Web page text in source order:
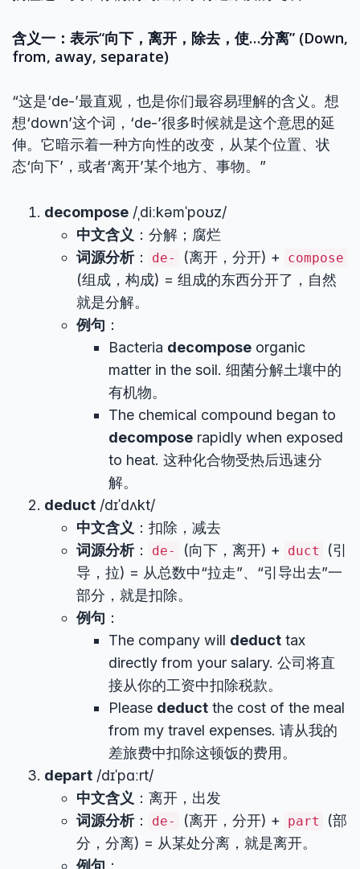
含义一：表示“向下，离开，除去，使…分离” (Down,
from, away, separate)
“这是‘de-’最直观，也是你们最容易理解的含义。想
想‘down’这个词，‘de-’很多时候就是这个意思的延
伸。它暗示着一种方向性的改变，从某个位置、状
态‘向下’，或者‘离开’某个地方、事物。”
decompose /ˌdiːkəmˈpoʊz/
中文含义 ：分解；腐烂
词源分析： de- (离开，分开) + compose
(组成，构成) = 组成的东西分开了，自然
就是分解。
例句 ：
Bacteria decompose organic
matter in the soil. 细菌分解土壤中的
有机物。
The chemical compound began to
decompose rapidly when exposed
to heat. 这种化合物受热后迅速分
解。
deduct /dɪˈdʌkt/
中文含义 ：扣除，减去
词源分析： de- (向下，离开) + duct
(引
导，拉) = 从总数中“拉走”、“引导出去”一
部分，就是扣除。
例句 ：
The company will deduct tax
directly from your salary. 公司将直
接从你的工资中扣除税款。
Please deduct the cost of the meal
from my travel expenses. 请从我的
差旅费中扣除这顿饭的费用。
depart /dɪˈpɑːrt/
中文含义 ：离开，出发
词源分析： de- (离开，分开) + part
(部
分，分离) = 从某处分离，就是离开。
例句 ：